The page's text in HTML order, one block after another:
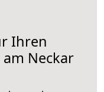
Ihren
Neckar